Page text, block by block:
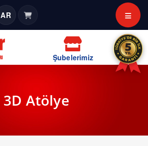
AR
Şubelerimiz
3D Atölye